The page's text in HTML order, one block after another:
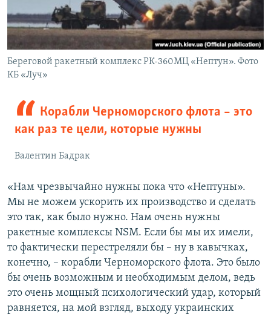
Береговой ракетный комплекс РК-360МЦ «Нептун». Фото
КБ «Луч»
Корабли Черноморского флота – это
как раз те цели, которые нужны
Валентин Бадрак
«Нам чрезвычайно нужны пока что «Нептуны».
Мы не можем ускорить их производство и сделать
это так, как было нужно. Нам очень нужны
ракетные комплексы NSM. Если бы мы их имели,
то фактически перестреляли бы – ну в кавычках,
конечно, – корабли Черноморского флота. Это было
бы очень возможным и необходимым делом, ведь
это очень мощный психологический удар, который
равняется, на мой взгляд, выходу украинских